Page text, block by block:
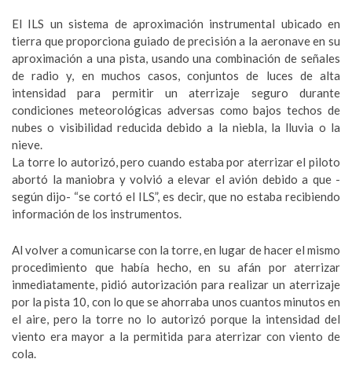
El ILS un sistema de aproximación instrumental ubicado en
tierra que proporciona guiado de precisión a la aeronave en su
aproximación a una pista, usando una combinación de señales
de radio y, en muchos casos, conjuntos de luces de alta
intensidad para permitir un aterrizaje seguro durante
condiciones meteorológicas adversas como bajos techos de
nubes o visibilidad reducida debido a la niebla, la lluvia o la
nieve.
La torre lo autorizó, pero cuando estaba por aterrizar el piloto
abortó la maniobra y volvió a elevar el avión debido a que -
según dijo- “se cortó el ILS”, es decir, que no estaba recibiendo
información de los instrumentos.
Al volver a comunicarse con la torre, en lugar de hacer el mismo
procedimiento que había hecho, en su afán por aterrizar
inmediatamente, pidió autorización para realizar un aterrizaje
por la pista 10, con lo que se ahorraba unos cuantos minutos en
el aire, pero la torre no lo autorizó porque la intensidad del
viento era mayor a la permitida para aterrizar con viento de
cola.